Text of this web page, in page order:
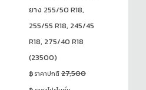
ยาง 255/50 R18,
255/55 R18, 245/45
R18, 275/40 R18
(23500)
ราคาปกติ 27,500